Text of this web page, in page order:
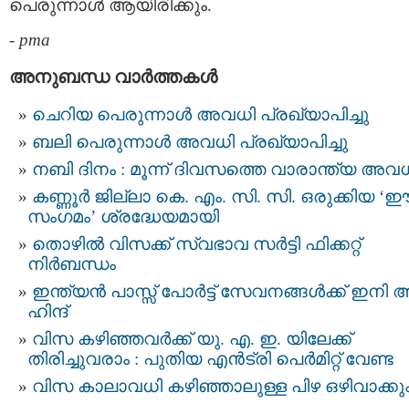
പെരുന്നാൾ ആയിരിക്കും.
- pma
അനുബന്ധ വാര്‍ത്തകള്‍
ചെറിയ പെരുന്നാൾ അവധി പ്രഖ്യാപിച്ചു
ബലി പെരുന്നാൾ അവധി പ്രഖ്യാപിച്ചു
നബി ദിനം : മൂന്ന് ദിവസത്തെ വാരാന്ത്യ
കണ്ണൂർ ജില്ലാ കെ. എം. സി. സി. ഒരുക്കിയ
സംഗമം’ ശ്രദ്ധേയമായി
തൊഴിൽ വിസക്ക് സ്വഭാവ സർട്ടി ഫിക്കറ്റ്
നിർബന്ധം
ഇന്ത്യന്‍ പാസ്സ്‌ പോർട്ട് സേവനങ്ങള്‍ക്ക് ഇനി
ഹിന്ദ്
വിസ കഴിഞ്ഞവർക്ക് യു. എ. ഇ. യിലേക്ക്
തിരിച്ചുവരാം : പുതിയ എൻട്രി പെർമിറ്റ് വേണ്ട
വിസ കാലാവധി കഴിഞ്ഞാലുള്ള പിഴ